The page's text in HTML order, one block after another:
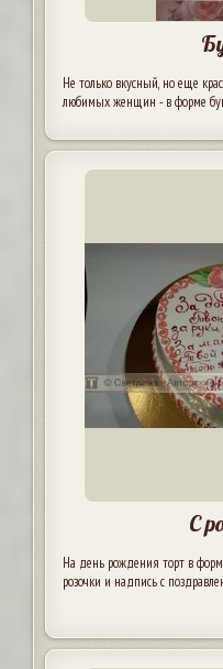
Не только вкусный, но еще
любимых женщин - в форме
С
На день рождения торт в
розочки и надпись с